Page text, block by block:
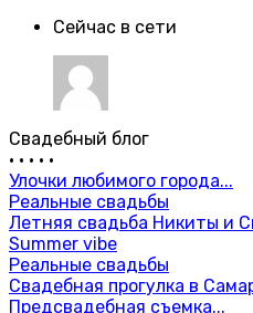
Сейчас в сети
Свадебный блог
• • • • •
Улочки любимого города...
Реальные свадьбы
Летняя свадьба Никиты и
Summer vibe
Реальные свадьбы
Свадебная прогулка в
Предсвадебная съемка...